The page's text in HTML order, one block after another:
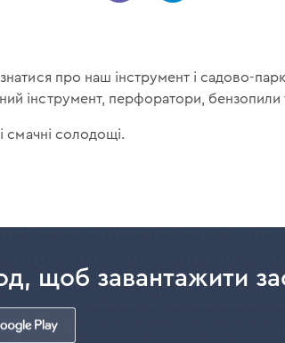
про наш інструмент і садово-
інструмент, перфоратори,
смачні солодощі.
щоб завантажити